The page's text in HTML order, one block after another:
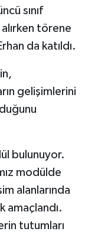
sınıf
törene
da katıldı.
gelişimlerini
bulunuyor.
modülde
alanlarında
amaçlandı.
tutumları